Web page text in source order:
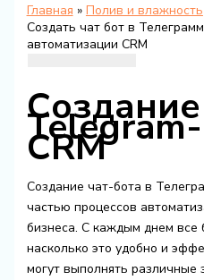
Главная
Полив и влажность
Создать чат бот в
автоматизации CRM
Создание
CRM
Создание чат-бота в
частью процессов
бизнеса. С каждым днем
насколько это удобно и
могут выполнять различные